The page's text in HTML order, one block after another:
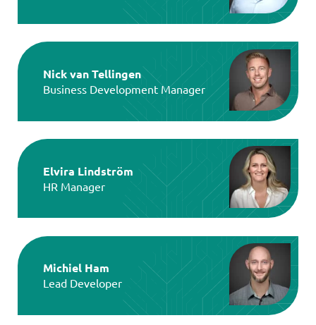
Nick van Tellingen
Business Development Manager
Elvira Lindström
HR Manager
Michiel Ham
Lead Developer